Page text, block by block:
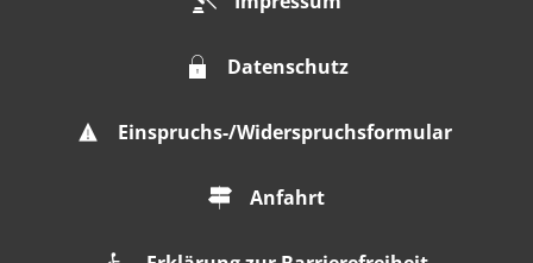
Datenschutz
Einspruchs-/Widerspruchsformular
Anfahrt